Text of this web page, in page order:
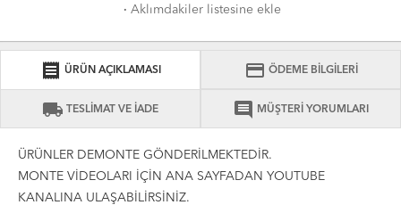
· Aklımdakiler listesine ekle
receipt ÜRÜN AÇIKLAMASI credit_card ÖDEME BİLGİLERİ
local_shipping TESLİMAT VE İADE comment MÜŞTERİ YORUMLARI
ÜRÜNLER DEMONTE GÖNDERİLMEKTEDİR.
MONTE VİDEOLARI İÇİN ANA SAYFADAN YOUTUBE
KANALINA ULAŞABİLİRSİNİZ.